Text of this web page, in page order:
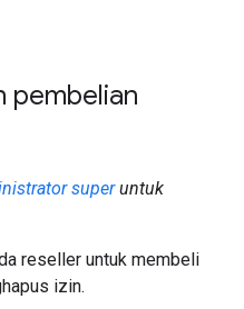
pembelian
superuntuk
reseller untuk membeli
izin.